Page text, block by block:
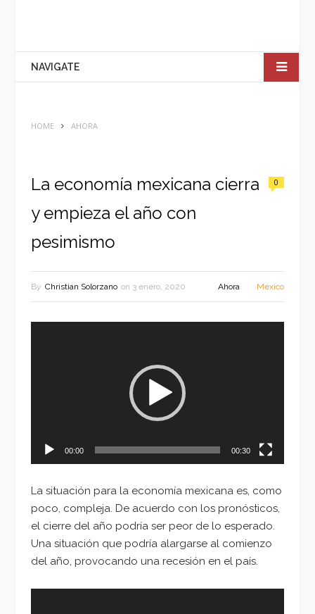
NAVIGATE
HOME AHORA
La economía mexicana cierra
y empieza el año con
pesimismo
0
By Christian Solorzano on 3 enero, 2020 Ahora México
00:00 00:30
La situación para la economía mexicana es, como
poco, compleja. De acuerdo con los pronósticos,
el cierre del año podría ser peor de lo esperado.
Una situación que podría alargarse al comienzo
del año, provocando una recesión en el país.